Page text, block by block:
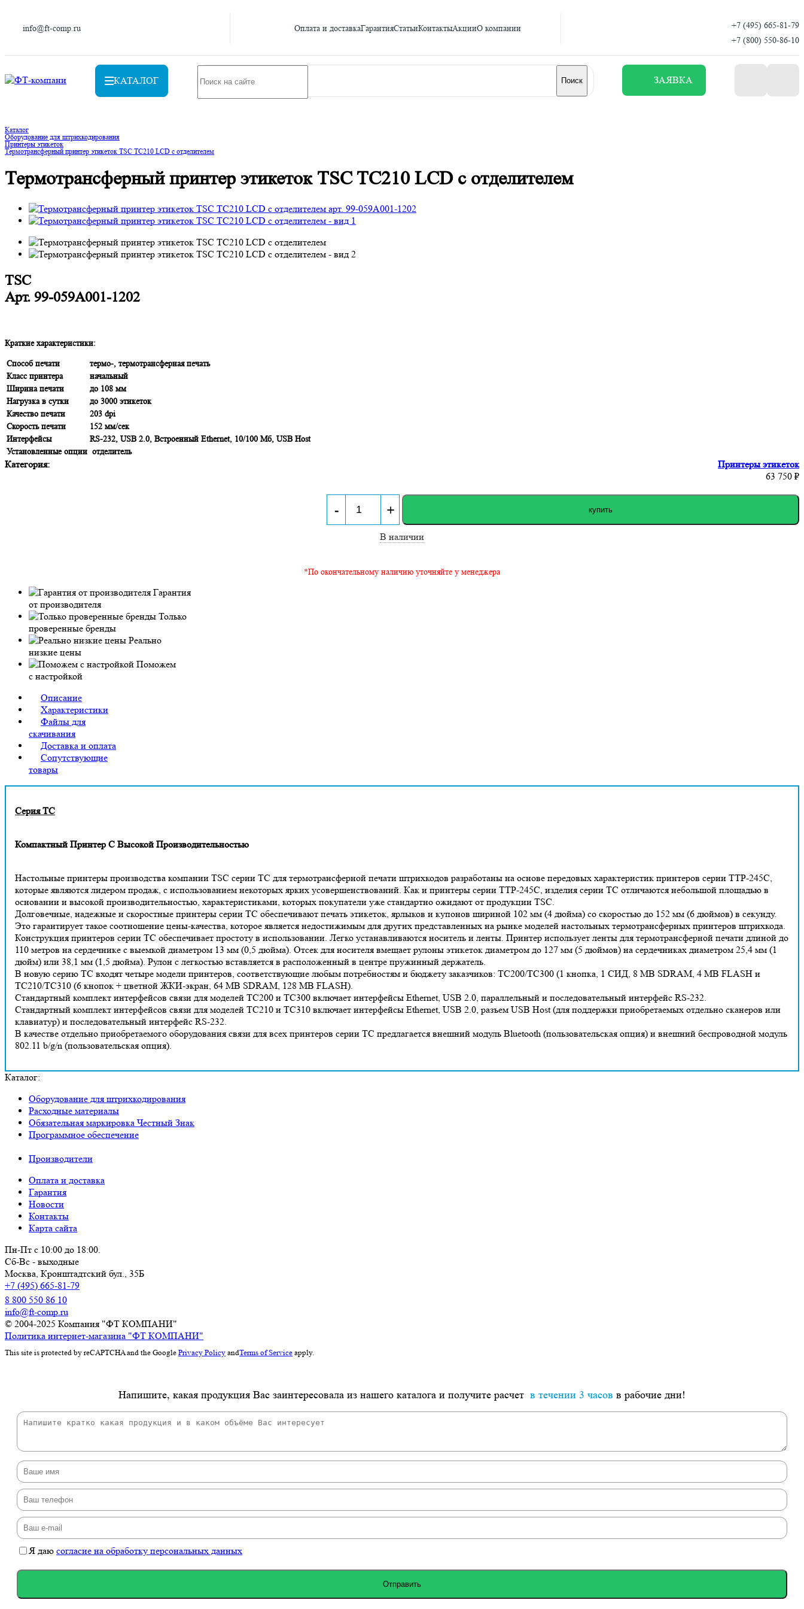
info@ft-comp.ru Оплата и доставкаГарантияСтатьиКонтактыАкцииО компании
+7 (495) 665-81-79
+7 (800) 550-86-10
КАТАЛОГ Поиск ЗАЯВКА
Каталог
Оборудование для штрихкодирования
Принтеры этикеток
Термотрансферный принтер этикеток TSC TC210 LCD с отделителем
Термотрансферный принтер этикеток TSC TC210 LCD с отделителем
TSC
Арт. 99-059A001-1202
Краткие характеристики:
Способ печати
термо-, термотрансферная печать
Класс принтера
начальный
Ширина печати
до 108 мм
Нагрузка в сутки
до 3000 этикеток
Качество печати
203 dpi
Скорость печати
152 мм/сек
Интерфейсы
RS-232, USB 2.0, Встроенный Ethernet, 10/100 Мб, USB Host
Установленные опции отделитель
Категория:
Принтеры этикеток
63 750 ₽
- + купить
В наличии
*По окончательному наличию уточняйте у менеджера
Гарантия
от производителя
Только
проверенные бренды
Реально
низкие цены
Поможем
с настройкой
Описание
Характеристики
Файлы для
скачивания
Доставка и оплата
Сопутствующие
товары
Серия TC
Компактный Принтер С Высокой Производительностью
Настольные принтеры производства компании TSC серии TC для термотрансферной печати штрихкодов разработаны на основе передовых характеристик принтеров серии TTP-245C,
которые являются лидером продаж, с использованием некоторых ярких усовершенствований. Как и принтеры серии TTP-245C, изделия серии TC отличаются небольшой площадью в
основании и высокой производительностью, характеристиками, которых покупатели уже стандартно ожидают от продукции TSC.
Долговечные, надежные и скоростные принтеры серии TC обеспечивают печать этикеток, ярлыков и купонов шириной 102 мм (4 дюйма) со скоростью до 152 мм (6 дюймов) в секунду.
Это гарантирует такое соотношение цены-качества, которое является недостижимым для других представленных на рынке моделей настольных термотрансферных принтеров штрихкода.
Конструкция принтеров серии TC обеспечивает простоту в использовании. Легко устанавливаются носитель и ленты. Принтер использует ленты для термотрансферной печати длиной до
110 метров на сердечнике с выемкой диаметром 13 мм (0,5 дюйма). Отсек для носителя вмещает рулоны этикеток диаметром до 127 мм (5 дюймов) на сердечниках диаметром 25,4 мм (1
дюйм) или 38,1 мм (1,5 дюйма). Рулон с легкостью вставляется в расположенный в центре пружинный держатель.
В новую серию TC входят четыре модели принтеров, соответствующие любым потребностям и бюджету заказчиков: TC200/TC300 (1 кнопка, 1 СИД, 8 MB SDRAM, 4 MB FLASH и
TC210/TC310 (6 кнопок + цветной ЖКИ-экран, 64 MB SDRAM, 128 MB FLASH).
Стандартный комплект интерфейсов связи для моделей TC200 и TC300 включает интерфейсы Ethernet, USB 2.0, параллельный и последовательный интерфейс RS-232.
Стандартный комплект интерфейсов связи для моделей TC210 и TC310 включает интерфейсы Ethernet, USB 2.0, разъем USB Host (для поддержки приобретаемых отдельно сканеров или
клавиатур) и последовательный интерфейс RS-232.
В качестве отдельно приобретаемого оборудования связи для всех принтеров серии TC предлагается внешний модуль Bluetooth (пользовательская опция) и внешний беспроводной модуль
802.11 b/g/n (пользовательская опция).
Каталог:
Оборудование для штрихкодирования
Расходные материалы
Обязательная маркировка Честный Знак
Программное обеспечение
Производители
Оплата и доставка
Гарантия
Новости
Контакты
Карта сайта
Пн-Пт с 10:00 до 18:00.
Сб-Вс - выходные
Москва, Кронштадтский бул., 35Б
+7 (495) 665-81-79
8 800 550 86 10
info@ft-comp.ru
© 2004-2025 Компания "ФТ КОМПАНИ"
Политика интернет-магазина "ФТ КОМПАНИ"
This site is protected by reCAPTCHA and the Google Privacy Policy andTerms of Service apply.
Напишите, какая продукция Вас заинтересовала из нашего каталога и получите расчет в течении 3 часов в рабочие дни!
Я даю согласие на обработку персональных данных
Отправить